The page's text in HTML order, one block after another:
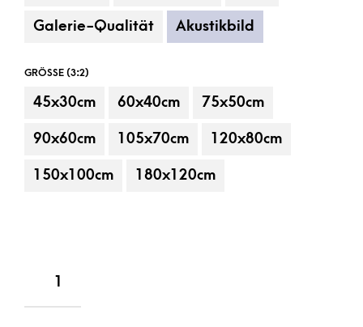
Galerie-Qualität Akustikbild
GRÖSSE (3:2)
45x30cm 60x40cm 75x50cm
90x60cm 105x70cm 120x80cm
150x100cm 180x120cm